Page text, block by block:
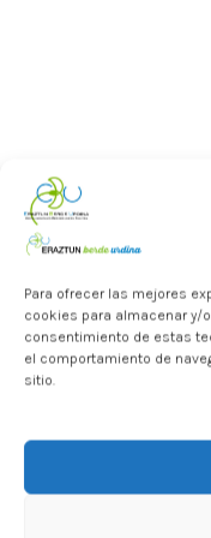
Para ofrecer las mejores
cookies para almacenar y/
consentimiento de estas
el comportamiento de
sitio.
Para este
una salida